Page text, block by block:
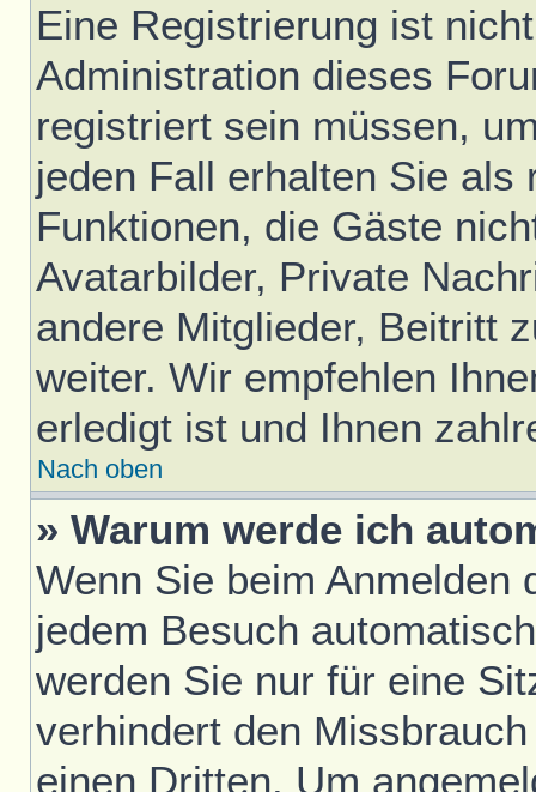
Eine Registrierung ist
Administration dieses
registriert sein müssen,
jeden Fall erhalten Sie
Funktionen, die Gäste
Avatarbilder, Private
andere Mitglieder, Beitritt
weiter. Wir empfehlen
erledigt ist und Ihnen
Nach oben
» Warum werde ich
Wenn Sie beim Anmelden
jedem Besuch
werden Sie nur für eine
verhindert den
einen Dritten. Um